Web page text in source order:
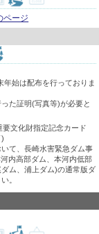
ページ
年始は配布を行っておりま
た証明(写真等)が必要と
文化財指定記念カード
て、長崎水害緊急ダム事
内高部ダム、本河内低部
ム、浦上ダム)の通常版ダ
。